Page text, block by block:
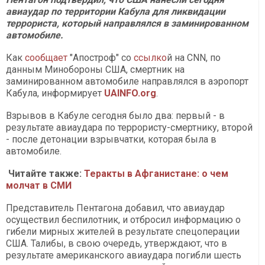
авиаудар по территории Кабула для ликвидации
террориста, который направлялся в заминированном
автомобиле.
Как сообщает "Апостроф" со ссылкой на CNN, по
данным Минобороны США, смертник на
заминированном автомобиле направлялся в аэропорт
Кабула, информирует UAINFO.org.
Взрывов в Кабуле сегодня было два: первый - в
результате авиаудара по террористу-смертнику, второй
- после детонации взрывчатки, которая была в
автомобиле.
Читайте также: Теракты в Афганистане: о чем
молчат в СМИ
Представитель Пентагона добавил, что авиаудар
осуществил беспилотник, и отбросил информацию о
гибели мирных жителей в результате спецоперации
США. Талибы, в свою очередь, утверждают, что в
результате американского авиаудара погибли шесть